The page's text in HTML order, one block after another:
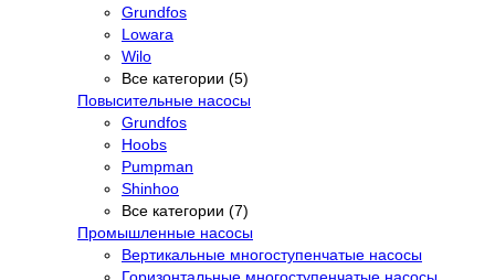
Grundfos
Lowara
Wilo
Все категории (5)
Повысительные насосы
Grundfos
Hoobs
Pumpman
Shinhoo
Все категории (7)
Промышленные насосы
Вертикальные многоступенчатые насосы